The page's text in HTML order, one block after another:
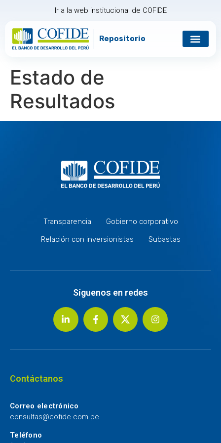
Ir a la web institucional de COFIDE
Repositorio
Estado de
Resultados
Transparencia
Gobierno corporativo
Relación con inversionistas
Subastas
Síguenos en redes
Contáctanos
Correo electrónico
consultas@cofide.com.pe
Teléfono